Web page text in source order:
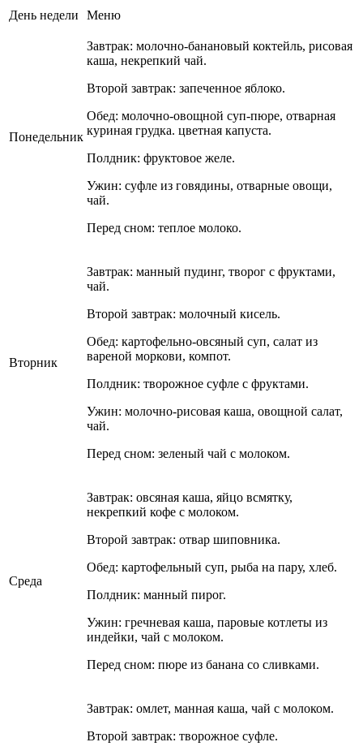
День недели Меню
Понедельник
Завтрак: молочно-банановый коктейль, рисовая
каша, некрепкий чай.
Второй завтрак: запеченное яблоко.
Обед: молочно-овощной суп-пюре, отварная
куриная грудка. цветная капуста.
Полдник: фруктовое желе.
Ужин: суфле из говядины, отварные овощи,
чай.
Перед сном: теплое молоко.
Вторник
Завтрак: манный пудинг, творог с фруктами,
чай.
Второй завтрак: молочный кисель.
Обед: картофельно-овсяный суп, салат из
вареной моркови, компот.
Полдник: творожное суфле с фруктами.
Ужин: молочно-рисовая каша, овощной салат,
чай.
Перед сном: зеленый чай с молоком.
Среда
Завтрак: овсяная каша, яйцо всмятку,
некрепкий кофе с молоком.
Второй завтрак: отвар шиповника.
Обед: картофельный суп, рыба на пару, хлеб.
Полдник: манный пирог.
Ужин: гречневая каша, паровые котлеты из
индейки, чай с молоком.
Перед сном: пюре из банана со сливками.
Завтрак: омлет, манная каша, чай с молоком.
Второй завтрак: творожное суфле.